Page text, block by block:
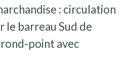
: circulation
le barreau Sud de
rond-point avec